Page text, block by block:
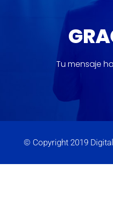
Tu mensaje
© Copyright 2019